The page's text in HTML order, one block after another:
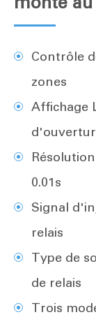
Contrôle
zones
Affichage
0.01s
Signal
relais
Type de
de relais
Trois